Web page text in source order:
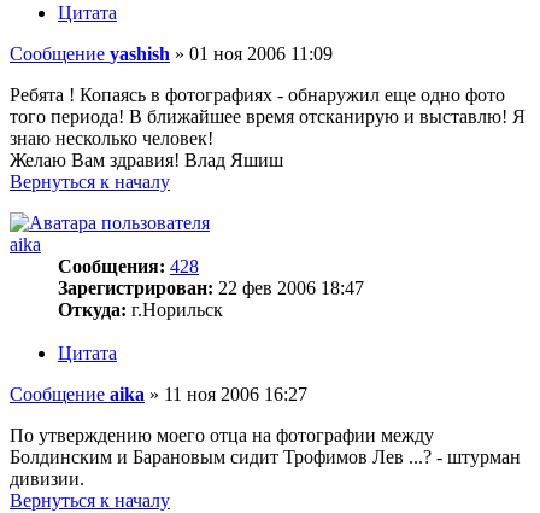
Цитата
Сообщение yashish » 01 ноя 2006 11:09
Ребята ! Копаясь в фотографиях - обнаружил еще одно фото
того периода! В ближайшее время отсканирую и выставлю! Я
знаю несколько человек!
Желаю Вам здравия! Влад Яшиш
Вернуться к началу
aika
Сообщения: 428
Зарегистрирован: 22 фев 2006 18:47
Откуда: г.Норильск
Цитата
Сообщение aika » 11 ноя 2006 16:27
По утверждению моего отца на фотографии между
Болдинским и Барановым сидит Трофимов Лев ...? - штурман
дивизии.
Вернуться к началу